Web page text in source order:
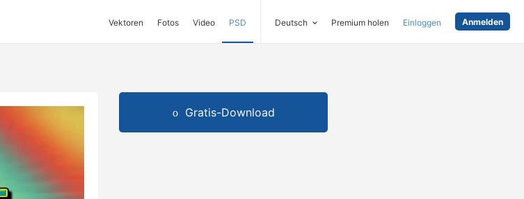
Vektoren Fotos Video PSD Deutsch Premium holen Einloggen Anmelden
Gratis-Download